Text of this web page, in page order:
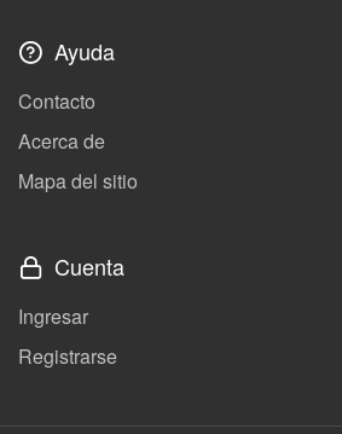
Ayuda
Contacto
Acerca de
Mapa del sitio
Cuenta
Ingresar
Registrarse